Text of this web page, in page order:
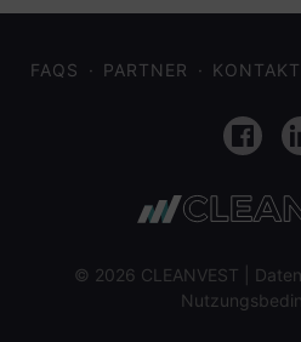
FAQS PARTNER KONTAKT
© 2026 CLEANVEST |